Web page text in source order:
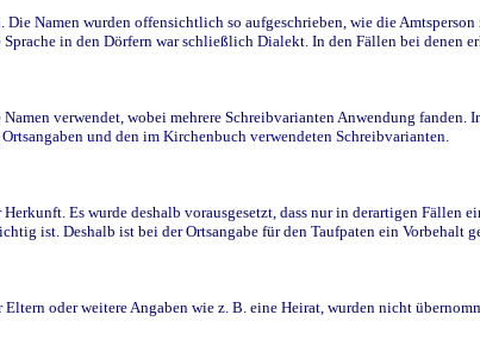
Namen wurden offensichtlich so aufgeschrieben, wie die
in den Dörfern war schließlich Dialekt. In den Fällen bei denen
verwendet, wobei mehrere Schreibvarianten Anwendung
und den im Kirchenbuch verwendeten Schreibvarianten.
Es wurde deshalb vorausgesetzt, dass nur in derartigen
ist. Deshalb ist bei der Ortsangabe für den Taufpaten ein Vorbehalt
oder weitere Angaben wie z. B. eine Heirat, wurden nicht